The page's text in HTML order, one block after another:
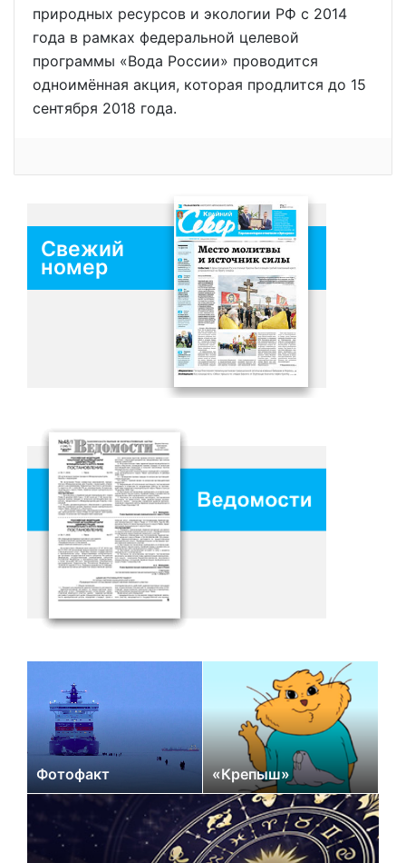
природных ресурсов и экологии РФ с 2014
года в рамках федеральной целевой
программы «Вода России» проводится
одноимённая акция, которая продлится до 15
сентября 2018 года.
Свежий
номер
Фотофакт «Крепыш»